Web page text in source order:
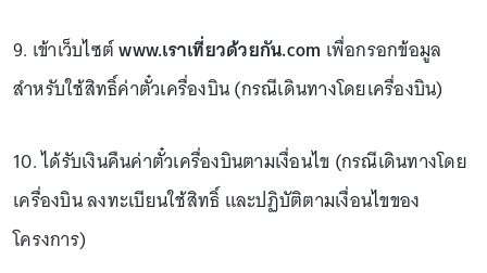
9. เข้าเว็บไซต์www.เราเที่ยวด้วยกัน.com เพื่อกรอกข้อมูล
สำหรับใช้สิทธิ์ค่าตั๋วเครื่องบิน (กรณีเดินทางโดยเครื่องบิน)
10. ได้รับเงินคืนค่าตั๋วเครื่องบินตามเงื่อนไข (กรณีเดินทางโดย
เครื่องบิน ลงทะเบียนใช้สิทธิ์ และปฏิบัติตามเงื่อนไขของ
โครงการ)